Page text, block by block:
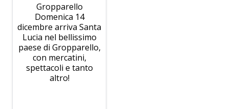
Gropparello
Domenica 14
dicembre arriva Santa
Lucia nel bellissimo
paese di Gropparello,
con mercatini,
spettacoli e tanto
altro!